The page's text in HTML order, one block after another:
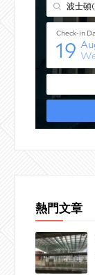
熱門文章